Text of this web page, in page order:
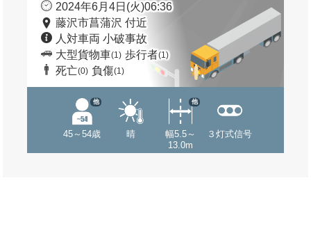
2024年6月4日(火)06:36
藤沢市菖蒲沢 付近
人対車両 小破事故
大型貨物車(1) 歩行者(1)
死亡(0) 負傷(1)
45～54歳
他
晴
幅5.5～
13.0m
他
３灯式信号